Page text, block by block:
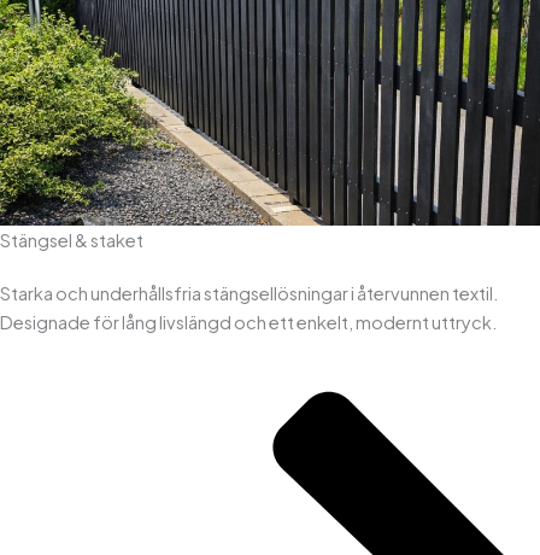
Stängsel & staket
Starka och underhållsfria stängsellösningar i återvunnen textil.
Designade för lång livslängd och ett enkelt, modernt uttryck.